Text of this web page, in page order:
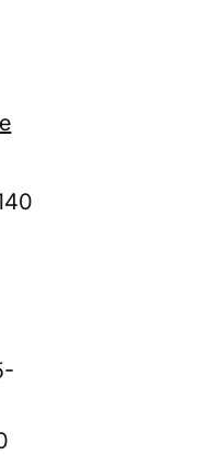
-